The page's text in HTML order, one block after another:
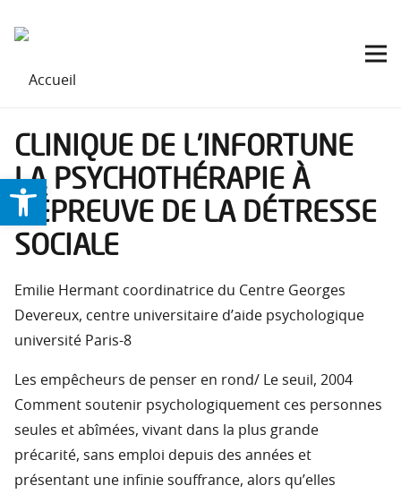
CLINIQUE DE L’INFORTUNE
LA PSYCHOTHÉRAPIE À
L’ÉPREUVE DE LA DÉTRESSE
SOCIALE
Emilie Hermant coordinatrice du Centre Georges
Devereux, centre universitaire d’aide psychologique
université Paris-8
Les empêcheurs de penser en rond/ Le seuil, 2004
Comment soutenir psychologiquement ces personnes
seules et abîmées, vivant dans la plus grande
précarité, sans emploi depuis des années et
présentant une infinie souffrance, alors qu’elles
Ouvrir la barre d’outils